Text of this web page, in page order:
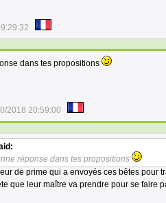
dans tes propositions
2018 20:59:00
réponse dans tes propositions
de prime qui a envoyés ces bêtes pour
que leur maître va prendre pour se faire